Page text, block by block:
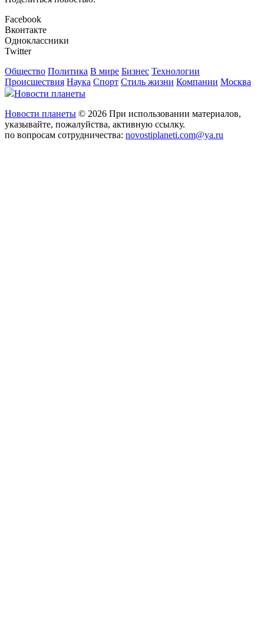
Facebook
Вконтакте
Одноклассники
Twitter
Общество Политика В мире Бизнес Технологии
Происшествия Наука Спорт Стиль жизни Компании Москва
Новости планеты
Новости планеты © 2026 При использовании материалов,
указывайте, пожалуйства, активную ссылку.
по вопросам сотрудничества: novostiplaneti.com@ya.ru